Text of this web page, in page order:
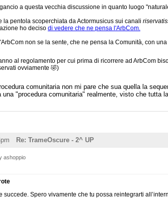
a questa vecchia discussione in quanto luogo
la pentola scoperchiata da Actormusicus sui canali
ho deciso di vedere che ne pensa l'ArbCom.
non se la sente, che ne pensa la Comunità, con
al regolamento per cui prima di ricorrere ad ArbCom
ovviamente 🤣)
comunitaria non mi pare che sua quella la
"procedura comunitaria" realmente, visto che tutta
Re: TrameOscure - 2^ UP
ashoppio
succede. Spero vivamente che tu possa reintegrarti